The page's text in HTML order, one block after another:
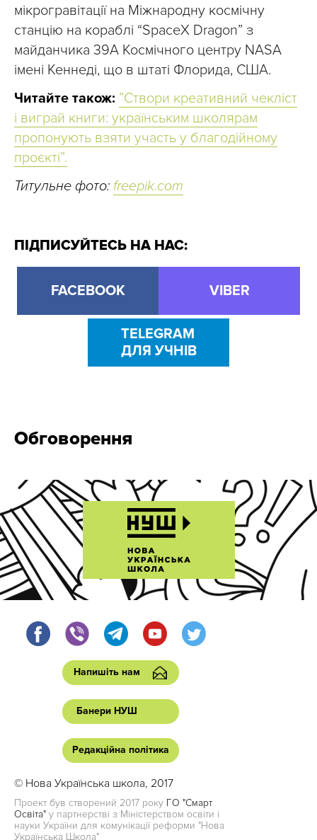
мікрогравітації на Міжнародну космічну
станцію на кораблі “SpaceX Dragon” з
майданчика 39A Космічного центру NASA
імені Кеннеді, що в штаті Флорида, США.
Читайте також: ”Створи креативний чекліст
і виграй книги: українським школярам
пропонують взяти участь у благодійному
проєкті”.
Титульне фото: freepik.com
ПІДПИСУЙТЕСЬ НА НАС:
FACEBOOK VIBER
TELEGRAM
ДЛЯ УЧНІВ
Обговорення
Напишіть нам
Банери НУШ
Редакційна політика
© Нова Українська школа, 2017
Проект був створений 2017 року ГО "Смарт
Освіта" у партнерстві з Міністерством освіти і
науки України для комунікації реформи "Нова
Українська Школа"